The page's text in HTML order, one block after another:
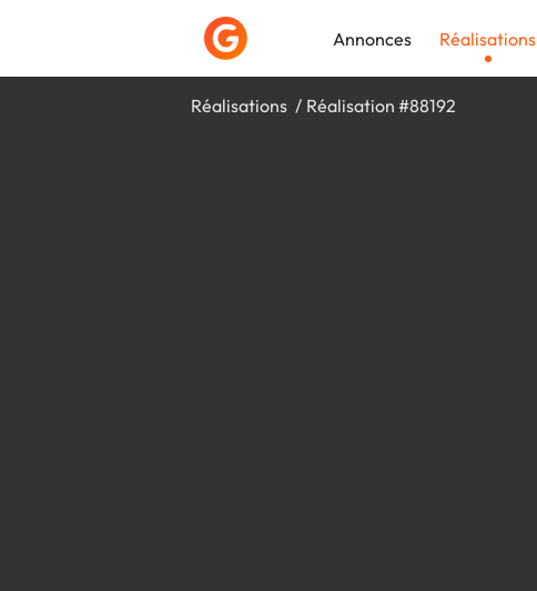
Annonces Réalisations
Réalisations Réalisation #88192